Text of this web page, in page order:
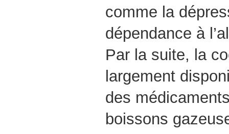
comme la
dépendance à
Par la suite, la
largement
des
boissons